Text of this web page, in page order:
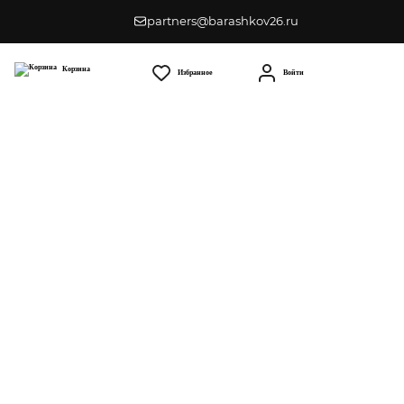
partners@barashkov26.ru
Корзина Избранное Войти